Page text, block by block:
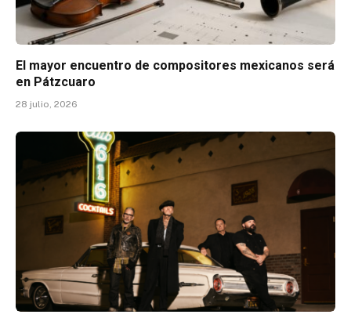
El mayor encuentro de compositores mexicanos será
en Pátzcuaro
28 julio, 2026